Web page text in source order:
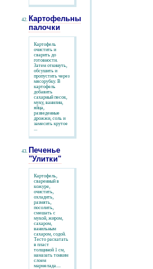
Картофельные
палочки
Картофель
очистить и
сварить до
готовности.
Затем откинуть,
обсушить и
пропустить через
мясорубку. В
картофель
добавить
сахарный песок,
муку, ванилин,
яйца,
разведенные
дрожжи, соль и
замесить крутое
...
Печенье
"Улитки"
Картофель,
сваренный в
кожуре,
очистить,
охладить,
размять,
посолить,
смешать с
мукой, жиром,
сахаром,
ванильным
сахаром, содой.
Тесто раскатать
в пласт
толщиной 1 см,
намазать тонким
слоем
мармелада....